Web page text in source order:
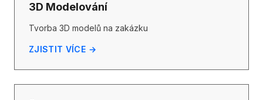
3D Modelování
Tvorba 3D modelů na zakázku
ZJISTIT VÍCE →